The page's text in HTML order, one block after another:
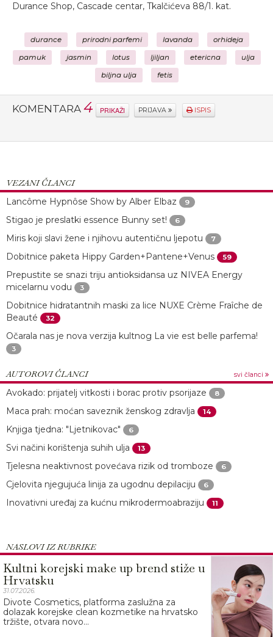
Durance Shop, Cascade centar, Tkalčićeva 88/1. kat.
durance prirodni parfemi lavanda orhideja
pamuk jasmin lotus ljiljan etericna ulja
biljna ulja fetis
KOMENTARA 4 PRIKAŽI PRIJAVA ISPIS
VEZANI ČLANCI
Lancôme Hypnôse Show by Alber Elbaz
9
Stigao je preslatki essence Bunny set! 6
Miris koji slavi žene i njihovu autentičnu ljepotu 7
Dobitnice paketa Hippy Garden+Pantene+Venus 59
Prepustite se snazi triju antioksidansa uz NIVEA Energy
micelarnu vodu
3
Dobitnice hidratantnih maski za lice NUXE Crème Fraîche de
Beauté
32
Očarala nas je nova verzija kultnog La vie est belle parfema!
3
AUTOROVI ČLANCI svi članci
Avokado: prijatelj vitkosti i borac protiv psorijaze 8
Maca prah: moćan saveznik ženskog zdravlja 14
Knjiga tjedna: "Ljetnikovac" 6
Svi načini korištenja suhih ulja 13
Tjelesna neaktivnost povećava rizik od tromboze 6
Cjelovita njegujuća linija za ugodnu depilaciju 6
Inovativni uređaj za kućnu mikrodermoabraziju 11
NASLOVI IZ RUBRIKE
Kultni korejski make up brend stiže u
Hrvatsku
31.07.2026.
Divote Cosmetics, platforma zaslužna za
dolazak korejske clean kozmetike na hrvatsko
tržište, otvara novo...